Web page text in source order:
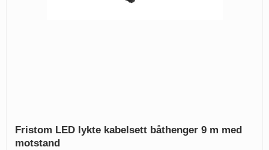
Fristom LED lykte kabelsett båthenger 9 m med
motstand